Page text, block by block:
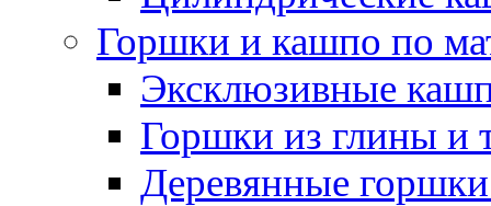
Горшки и кашпо по
Эксклюзивные
Горшки из глины и
Деревянные